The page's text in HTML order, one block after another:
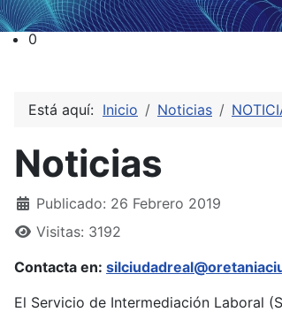
0
Está aquí: Inicio Noticias
Noticias
Detalles
Publicado: 26 Febrero 2019
Visitas: 3192
Contacta en:
El Servicio de Intermediación Laboral